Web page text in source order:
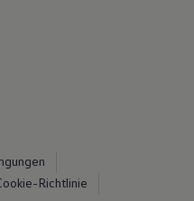
Richtlinie